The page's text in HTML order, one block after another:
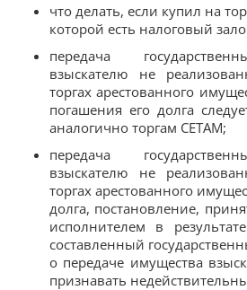
что делать, если купил на
которой есть налоговый
передача
взыскателю не
торгах арестованного
погашения его долга
аналогично торгам СЕТАМ;
передача
взыскателю не
торгах арестованного
долга, постановление,
исполнителем в
составленный
о передаче имущества
признавать